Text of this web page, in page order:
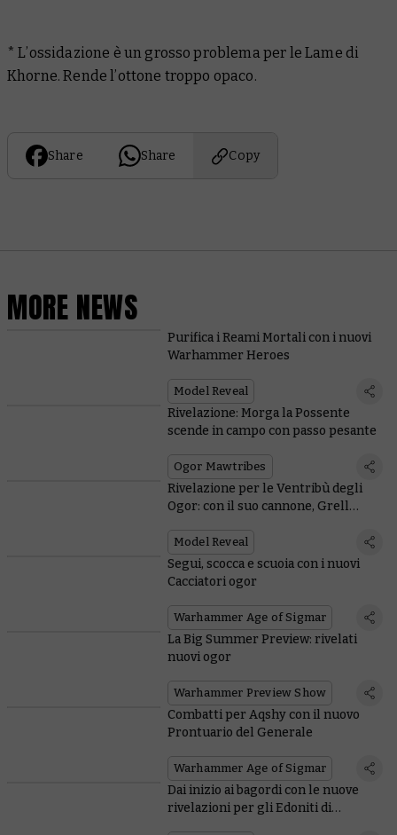
* L’ossidazione è un grosso problema per le Lame di
Khorne. Rende l’ottone troppo opaco.
Share Share Copy
MORE NEWS
Purifica i Reami Mortali con i nuovi
Warhammer Heroes
Model Reveal
Rivelazione: Morga la Possente
scende in campo con passo pesante
Ogor Mawtribes
Rivelazione per le Ventribù degli
Ogor: con il suo cannone, Grell
impreparata
Model Reveal
Segui, scocca e scuoia con i nuovi
Cacciatori ogor
Warhammer Age of Sigmar
La Big Summer Preview: rivelati
nuovi ogor
Warhammer Preview Show
Combatti per Aqshy con il nuovo
Prontuario del Generale
Warhammer Age of Sigmar
Dai inizio ai bagordi con le nuove
rivelazioni per gli Edoniti di